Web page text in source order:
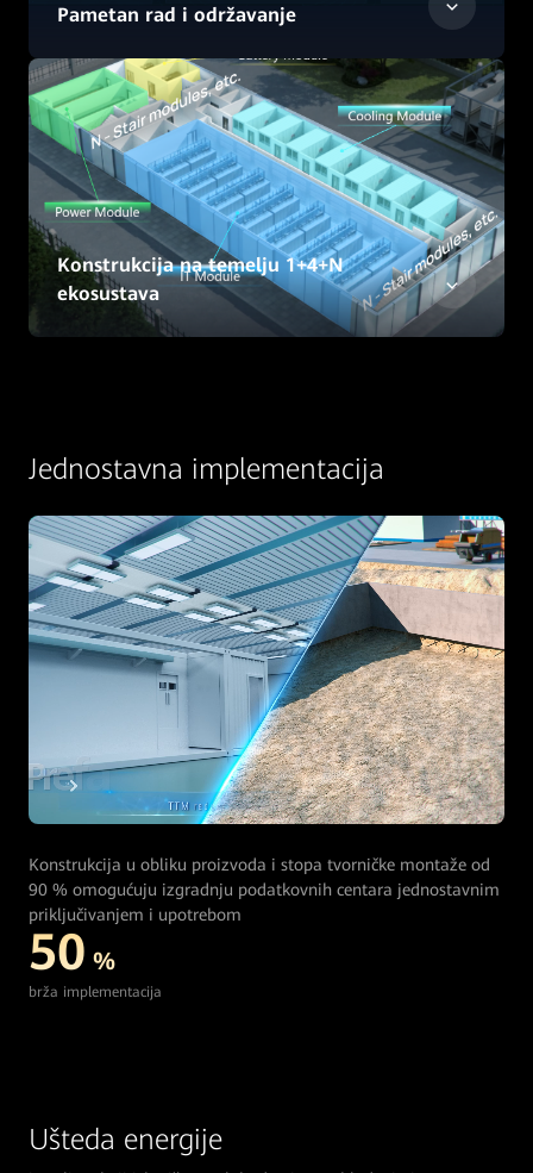
Pametan rad i održavanje
Konstrukcija na temelju 1+4+N
ekosustava
Jednostavna implementacija
Konstrukcija u obliku proizvoda i stopa tvorničke montaže od
90 % omogućuju izgradnju podatkovnih centara jednostavnim
priključivanjem i upotrebom
50 %
brža implementacija
Ušteda energije